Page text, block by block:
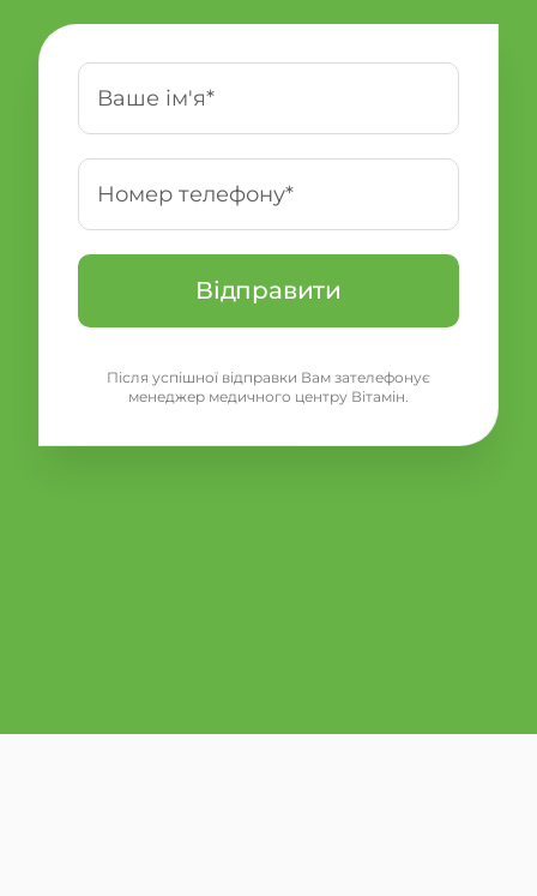
Після успішної відправки Вам зателефонує
менеджер медичного центру Вітамін.